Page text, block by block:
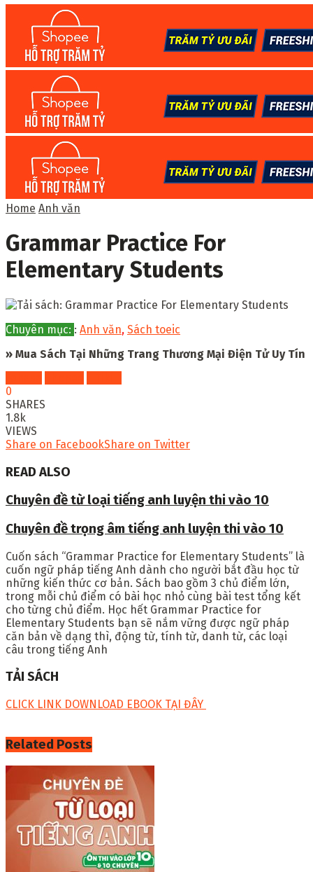
Home Anh văn
Grammar Practice For
Elementary Students
Chuyên mục: : Anh văn, Sách toeic
» Mua Sách Tại Những Trang Thương Mại Điện Tử Uy Tín
0
SHARES
1.8k
VIEWS
Share on FacebookShare on Twitter
READ ALSO
Chuyên đề từ loại tiếng anh luyện thi vào 10
Chuyên đề trọng âm tiếng anh luyện thi vào 10
Cuốn sách “Grammar Practice for Elementary Students” là
cuốn ngữ pháp tiếng Anh dành cho người bắt đầu học từ
những kiến thức cơ bản. Sách bao gồm 3 chủ điểm lớn,
trong mỗi chủ điểm có bài học nhỏ cùng bài test tổng kết
cho từng chủ điểm. Học hết Grammar Practice for
Elementary Students bạn sẽ nắm vững được ngữ pháp
căn bản về dạng thì, động từ, tính từ, danh từ, các loại
câu trong tiếng Anh
TẢI SÁCH
CLICK LINK DOWNLOAD EBOOK TẠI ĐÂY
Related Posts